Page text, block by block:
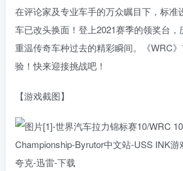
在评论家及专业车手的万众瞩目下，标准
车已改头换面！登上2021赛季的领奖台，
重温传奇车种过去的精彩瞬间。《WRC
验！快来迎接挑战吧！
【游戏截图】